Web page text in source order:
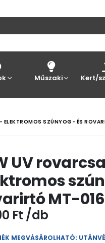
Műszaki Kert/
ELEKTROMOS SZÚNYOG- ÉS
UV
MT-
Ft
MEGVÁSÁROLHATÓ: